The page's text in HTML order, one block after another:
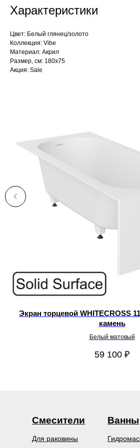
Характеристики
Цвет: Белый глянец/золото
Коллекция: Vibe
Материал: Акрил
Размер, см: 180х75
Акция: Sale
Экран торцевой WHITECROSS
камень
Белый матовый
59 100 ₽
Смесители
Для раковины
Ванны